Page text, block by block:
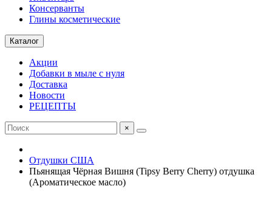
Консерванты
Глины косметические
Каталог
Акции
Добавки в мыле с нуля
Доставка
Новости
РЕЦЕПТЫ
×
Отдушки США
Пьянящая Чёрная Вишня (Tipsy Berry Cherry) отдушка
(Ароматическое масло)